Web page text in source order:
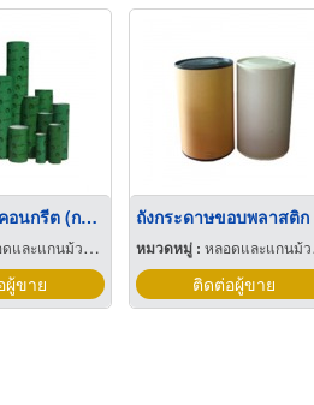
แบบหล่อเสาคอนกรีต (กลม)
ละแกนม้วนกระดาษ
ผู้ขาย
หมวดหมู่ : หลอดและแกนม้วนกระดาษ
ติดต่อผู้ขาย